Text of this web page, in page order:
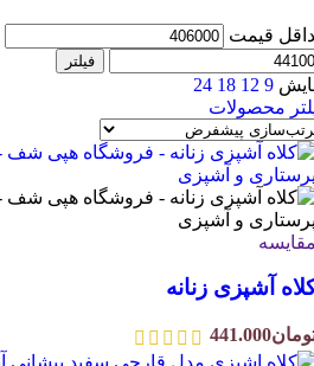
قیمت
فیلتر
9
12
18
24
محصولات
آشپزی زنانه
441.000